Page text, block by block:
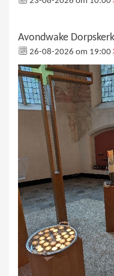
Avondwake
26-08-2026 om 19:00